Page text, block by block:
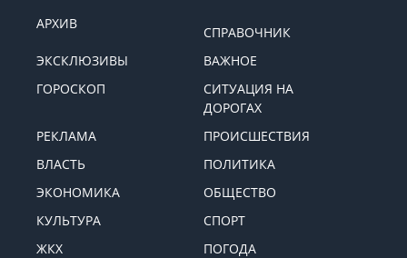
АРХИВ
СПРАВОЧНИК
ЭКСКЛЮЗИВЫ
ВАЖНОЕ
ГОРОСКОП
СИТУАЦИЯ НА
ДОРОГАХ
РЕКЛАМА
ПРОИСШЕСТВИЯ
ВЛАСТЬ
ПОЛИТИКА
ЭКОНОМИКА
ОБЩЕСТВО
КУЛЬТУРА
СПОРТ
ЖКХ
ПОГОДА